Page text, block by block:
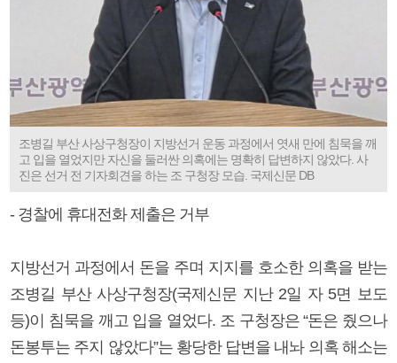
조병길 부산 사상구청장이 지방선거 운동 과정에서 엿새 만에 침묵을 깨
고 입을 열었지만 자신을 둘러싼 의혹에는 명확히 답변하지 않았다. 사
진은 선거 전 기자회견을 하는 조 구청장 모습. 국제신문 DB
- 경찰에 휴대전화 제출은 거부
지방선거 과정에서 돈을 주며 지지를 호소한 의혹을 받는
조병길 부산 사상구청장(국제신문 지난 2일 자 5면 보도
등)이 침묵을 깨고 입을 열었다. 조 구청장은 “돈은 줬으나
돈봉투는 주지 않았다”는 황당한 답변을 내놔 의혹 해소는